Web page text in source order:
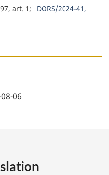
art. 1
DORS/2024-41,
06